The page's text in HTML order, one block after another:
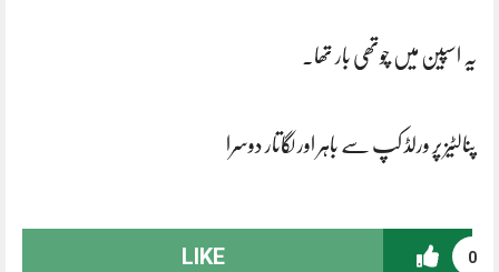
یہ اسپین میں چوتھی بار تھا۔
پنالٹیز پر ورلڈ کپ سے باہر اور لگاتار دوسرا
0
LIKE